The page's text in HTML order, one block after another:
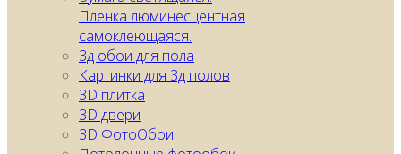
Пленка люминесцентная
самоклеющаяся.
3д обои для пола
Картинки для 3д полов
3D плитка
3D двери
3D ФотоОбои